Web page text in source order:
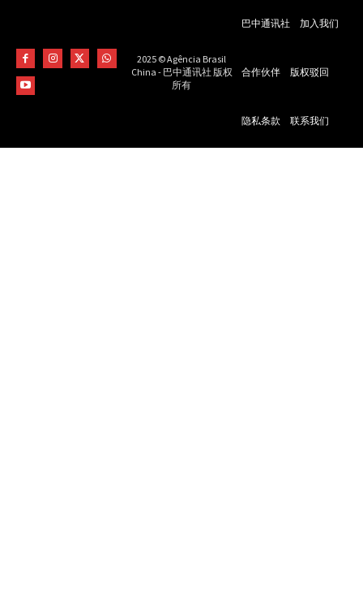
2025 © Agência Brasil
China - 巴中通讯社 版权
所有
巴中通讯社 加入我们
合作伙伴 版权驳回
隐私条款 联系我们